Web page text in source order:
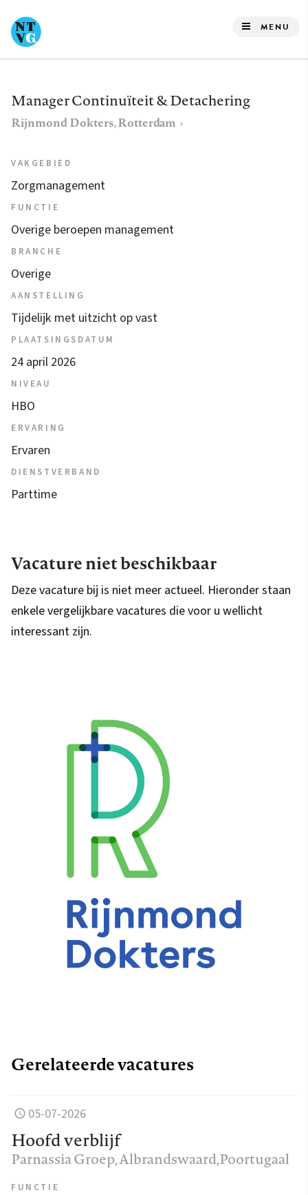
naar
de
gaan
MENU
Manager Continuïteit & Detachering
Rijnmond Dokters, Rotterdam
VAKGEBIED
Zorgmanagement
FUNCTIE
Overige beroepen management
BRANCHE
Overige
AANSTELLING
Tijdelijk met uitzicht op vast
PLAATSINGSDATUM
24 april 2026
NIVEAU
HBO
ERVARING
Ervaren
DIENSTVERBAND
Parttime
Vacature niet beschikbaar
Deze vacature bij is niet meer actueel. Hieronder staan
enkele vergelijkbare vacatures die voor u wellicht
interessant zijn.
Gerelateerde vacatures
05-07-2026
Hoofd verblijf
Parnassia Groep, Albrandswaard,Poortugaal
FUNCTIE